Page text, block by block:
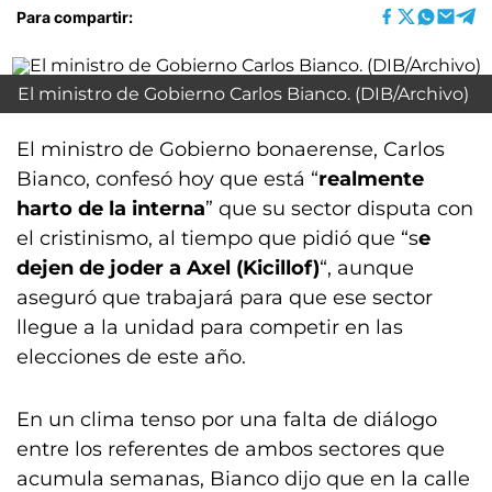
Para compartir:
El ministro de Gobierno Carlos Bianco. (DIB/Archivo)
El ministro de Gobierno bonaerense, Carlos
Bianco, confesó hoy que está “realmente
harto de la interna” que su sector disputa con
el cristinismo, al tiempo que pidió que “se
dejen de joder a Axel (Kicillof)“, aunque
aseguró que trabajará para que ese sector
llegue a la unidad para competir en las
elecciones de este año.
En un clima tenso por una falta de diálogo
entre los referentes de ambos sectores que
acumula semanas, Bianco dijo que en la calle